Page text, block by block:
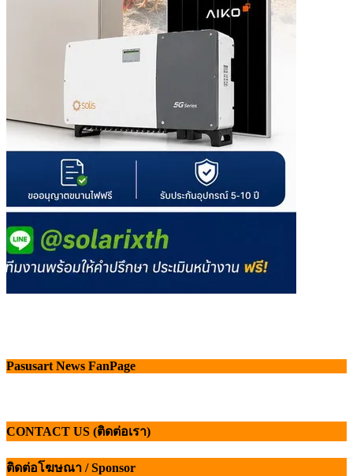
Pasusart News FanPage
CONTACT US (ติดต่อเรา)
ติดต่อโฆษณา / Sponsor